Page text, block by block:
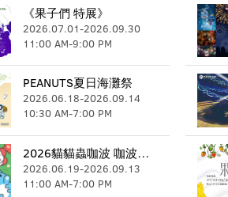
《果子們 特展》
2026.07.01-2026.09.30
11:00 AM-9:00 PM
PEANUTS夏日海灘祭
2026.06.18-2026.09.14
10:30 AM-7:00 PM
2026貓貓蟲咖波 咖波小浪漫快閃店臺北站
2026.06.19-2026.09.13
11:00 AM-7:00 PM